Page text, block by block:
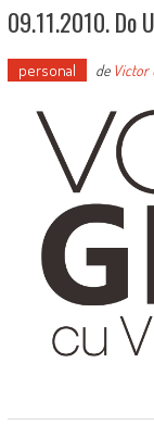
09.11.2010. Do
personal de Victor